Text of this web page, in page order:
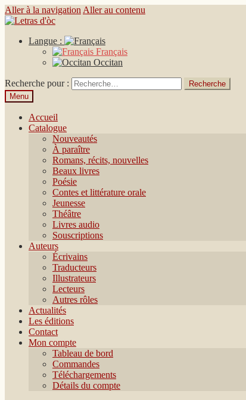
Aller à la navigation Aller au contenu
Langue :
Français
Occitan
Recherche pour :
Menu
Accueil
Catalogue
Nouveautés
À paraître
Romans, récits, nouvelles
Beaux livres
Poésie
Contes et littérature orale
Jeunesse
Théâtre
Livres audio
Souscriptions
Auteurs
Écrivains
Traducteurs
Illustrateurs
Lecteurs
Autres rôles
Actualités
Les éditions
Contact
Mon compte
Tableau de bord
Commandes
Téléchargements
Détails du compte